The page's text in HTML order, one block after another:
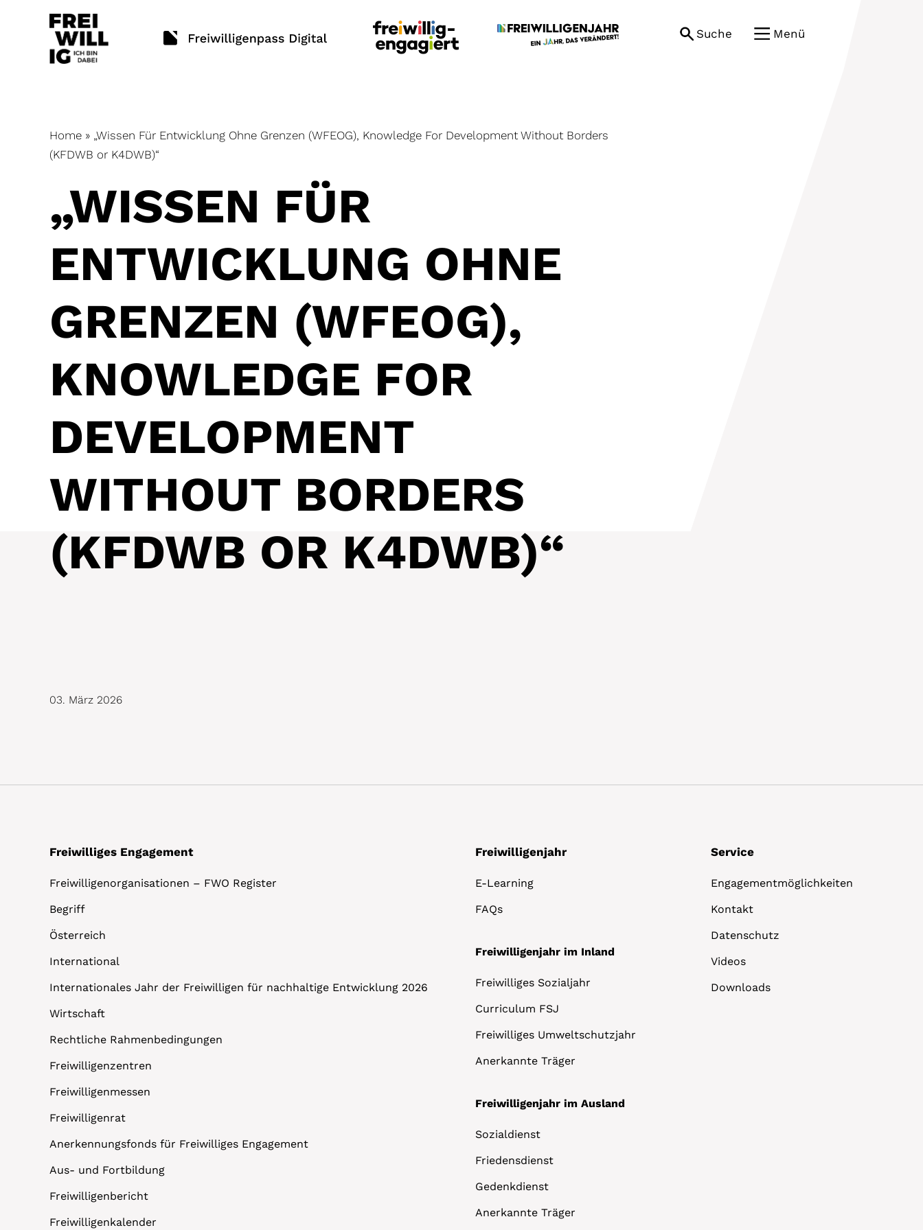
Suche Menü
Home » „Wissen Für Entwicklung Ohne Grenzen (WFEOG), Knowledge For Development Without Borders
(KFDWB or K4DWB)“
„WISSEN FÜR
ENTWICKLUNG OHNE
GRENZEN (WFEOG),
KNOWLEDGE FOR
DEVELOPMENT
WITHOUT BORDERS
(KFDWB OR K4DWB)“
03. März 2026
Freiwilliges Engagement
Freiwilligenorganisationen – FWO Register
Begriff
Österreich
International
Internationales Jahr der Freiwilligen für nachhaltige Entwicklung 2026
Wirtschaft
Rechtliche Rahmenbedingungen
Freiwilligenzentren
Freiwilligenmessen
Freiwilligenrat
Anerkennungsfonds für Freiwilliges Engagement
Aus- und Fortbildung
Freiwilligenbericht
Freiwilligenkalender
Freiwilligenjahr
E-Learning
FAQs
Freiwilligenjahr im Inland
Freiwilliges Sozialjahr
Curriculum FSJ
Freiwilliges Umweltschutzjahr
Anerkannte Träger
Freiwilligenjahr im Ausland
Sozialdienst
Friedensdienst
Gedenkdienst
Anerkannte Träger
Service
Engagementmöglichkeiten
Kontakt
Datenschutz
Videos
Downloads